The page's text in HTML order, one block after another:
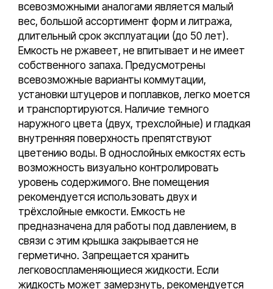
всевозможными аналогами является малый
вес, большой ассортимент форм и литража,
длительный срок эксплуатации (до 50 лет).
Емкость не ржавеет, не впитывает и не имеет
собственного запаха. Предусмотрены
всевозможные варианты коммутации,
установки штуцеров и поплавков, легко моется
и транспортируются. Наличие темного
наружного цвета (двух, трехслойные) и гладкая
внутренняя поверхность препятствуют
цветению воды. В однослойных емкостях есть
возможность визуально контролировать
уровень содержимого. Вне помещения
рекомендуется использовать двух и
трёхслойные емкости. Емкость не
предназначена для работы под давлением, в
связи с этим крышка закрывается не
герметично. Запрещается хранить
легковоспламеняющиеся жидкости. Если
жидкость может замерзнуть, рекомендуется